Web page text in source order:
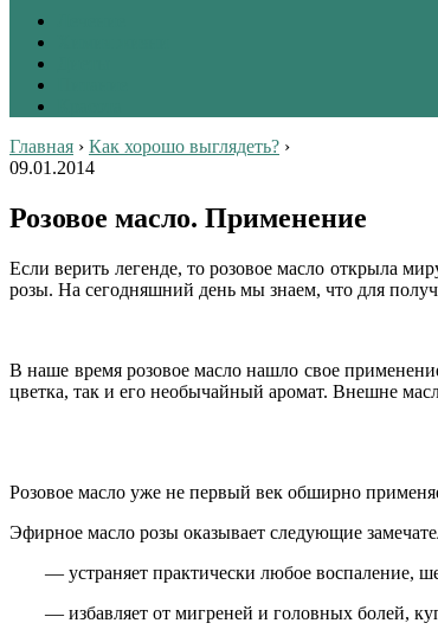
Главная › Как хорошо выглядеть? ›
09.01.2014
Розовое масло. Применение
Если верить легенде, то розовое масло открыла
розы. На сегодняшний день мы знаем, что для
В наше время розовое масло нашло свое
цветка, так и его необычайный аромат. Внешне
Розовое масло уже не первый век обширно
Эфирное масло розы оказывает следующие
— устраняет практически любое воспаление,
— избавляет от мигреней и головных болей,